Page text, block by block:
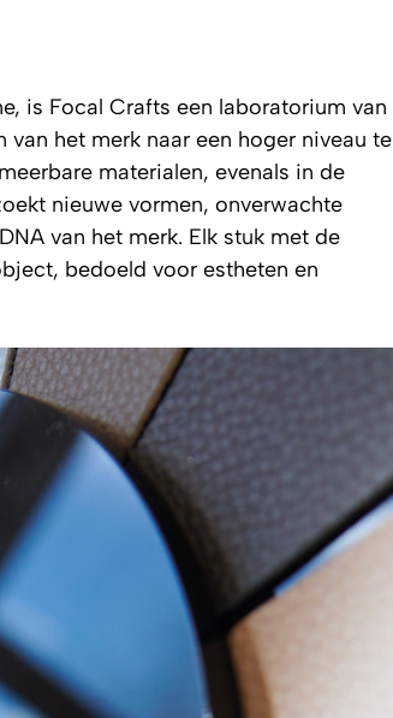
is Focal Crafts een laboratorium van
het merk naar een hoger niveau te
materialen, evenals in de
nieuwe vormen, onverwachte
van het merk. Elk stuk met de
bedoeld voor estheten en